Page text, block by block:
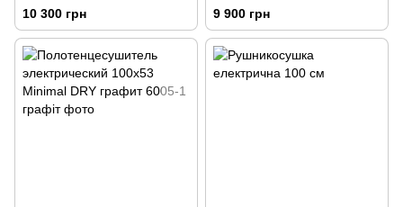
DRY черный
10 300 грн
DRY біла
9 900 грн